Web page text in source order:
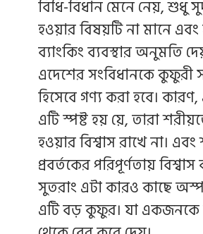
বিধি-বিধান মেনে নেয়, শুধু
হওয়ার বিষয়টি না মানে
ব্যাংকিং ব্যবস্থার অনুমতি
এদেশের সংবিধানকে কুফুরী
হিসেবে গণ্য করা হবে।
এটি স্পষ্ট হয় য়ে, তারা
হওয়ার বিশ্বাস রাখে না।
প্রবর্তকের পরিপূর্ণতায় বিশ্বাস
সুতরাং এটা কারও কাছে
এটি বড় কুফুর। যা